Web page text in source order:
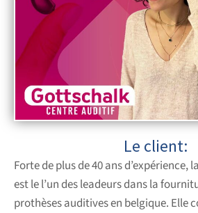
Le client:
Forte de plus de 40 ans d’expérience,
est le l’un des leadeurs dans la
prothèses auditives en belgique. Elle